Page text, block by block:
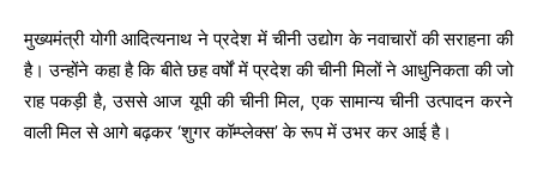
मुख्यमंत्री योगी आदित्यनाथ ने प्रदेश में चीनी उद्योग के नवाचारों की सराहना की
है। उन्होंने कहा है कि बीते छह वर्षों में प्रदेश की चीनी मिलों ने आधुनिकता की जो
राह पकड़ी है, उससे आज यूपी की चीनी मिल, एक सामान्य चीनी उत्पादन करने
वाली मिल से आगे बढ़कर ‘शुगर कॉम्प्लेक्स’ के रूप में उभर कर आई है।